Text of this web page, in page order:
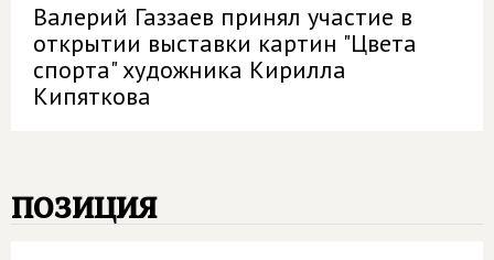
Валерий Газзаев принял участие в
открытии выставки картин "Цвета
спорта" художника Кирилла
Кипяткова
позиция